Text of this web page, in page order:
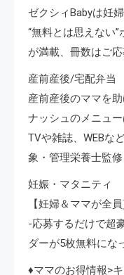
ゼクシィBabyは妊
“無料とは思えない
が満載、冊数はご
産前産後/宅配弁当
産前産後のママを
ナッシュのメニュ
TVや雑誌、WEBな
象・管理栄養士監修
妊娠・マタニティ
【妊婦＆ママが全
-応募するだけで超
ダーが5枚無料にな
♦ママのお得情報>